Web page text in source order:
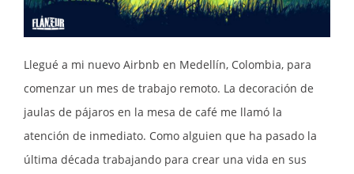
Llegué a mi nuevo Airbnb en Medellín, Colombia, para
comenzar un mes de trabajo remoto. La decoración de
jaulas de pájaros en la mesa de café me llamó la
atención de inmediato. Como alguien que ha pasado la
última década trabajando para crear una vida en sus